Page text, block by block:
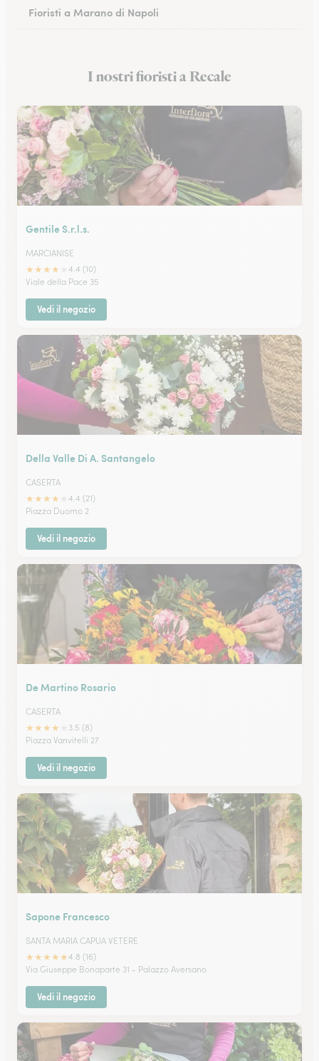
Fioristi a Marano di Napoli
Fioristi a Castellammare di Stabia
I nostri fioristi a Recale
Gentile S.r.l.s.
MARCIANISE
★★★★
4.4 (10)
Viale della Pace 35
Vedi il negozio
Della Valle Di A. Santangelo
CASERTA
★★★★
4.4 (21)
Piazza Duomo 2
Vedi il negozio
De Martino Rosario
CASERTA
★★★★
3.5 (8)
Piazza Vanvitelli 27
Vedi il negozio
Sapone Francesco
SANTA MARIA CAPUA VETERE
★★★★★4.8 (16)
Via Giuseppe Bonaparte 31 - Palazzo Aversano
Vedi il negozio